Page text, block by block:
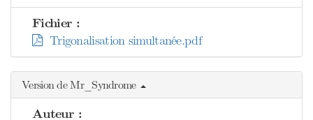
Fichier :
Trigonalisation simultanée.pdf
Version de Mr_Syndrome
Auteur :